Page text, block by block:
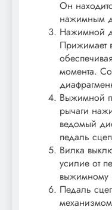
Он
нажимным
Нажимной
Прижимает
момента.
Выжимной
рычаги
ведомый
педаль
Вилка
усилие от
выжимному
Педаль